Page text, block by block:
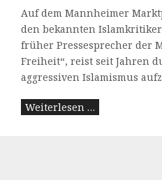
Auf dem Mannheimer
den bekannten
früher Pressesprecher der
Freiheit“, reist seit Jahren
aggressiven Islamismus
Weiterlesen …